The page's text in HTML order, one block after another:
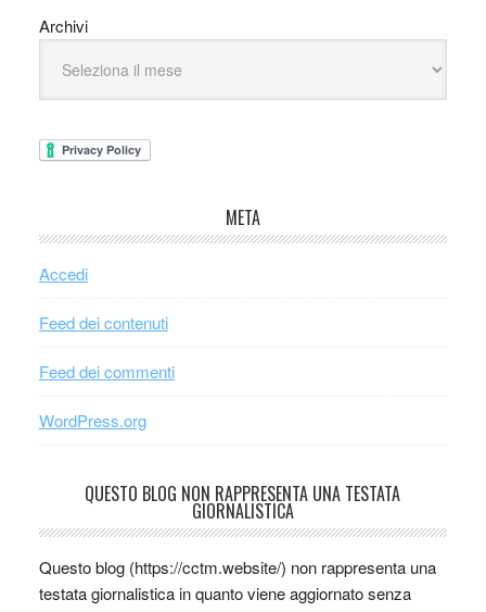
Archivi
META
Accedi
Feed dei contenuti
Feed dei commenti
WordPress.org
QUESTO BLOG NON RAPPRESENTA UNA TESTATA
GIORNALISTICA
Questo blog (https://cctm.website/) non rappresenta una
testata giornalistica in quanto viene aggiornato senza